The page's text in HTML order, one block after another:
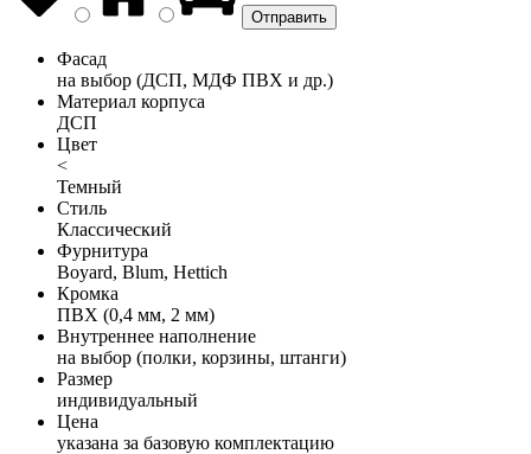
Фасад
на выбор (ДСП, МДФ ПВХ и др.)
Материал корпуса
ДСП
Цвет
<
Темный
Стиль
Классический
Фурнитура
Boyard, Blum, Hettich
Кромка
ПВХ (0,4 мм, 2 мм)
Внутреннее наполнение
на выбор (полки, корзины, штанги)
Размер
индивидуальный
Цена
указана за базовую комплектацию